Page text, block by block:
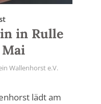
in Rulle
Mai
Wallenhorst e.V.
lädt am